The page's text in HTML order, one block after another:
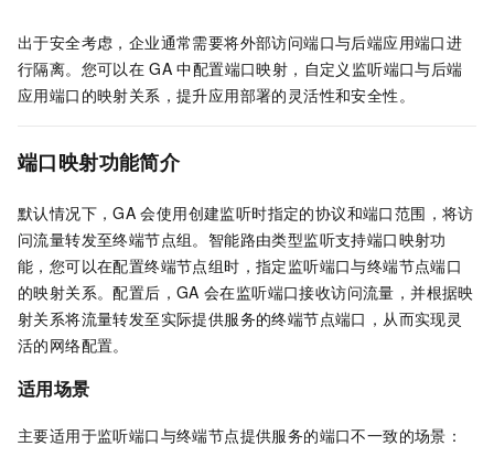
出于安全考虑，企业通常需要将外部访问端口与后端应用端口进
行隔离。您可以在 GA 中配置端口映射，自定义监听端口与后端
应用端口的映射关系，提升应用部署的灵活性和安全性。
端口映射功能简介
默认情况下，GA 会使用创建监听时指定的协议和端口范围，将访
问流量转发至终端节点组。智能路由类型监听支持端口映射功
能，您可以在配置终端节点组时，指定监听端口与终端节点端口
的映射关系。配置后，GA 会在监听端口接收访问流量，并根据映
射关系将流量转发至实际提供服务的终端节点端口，从而实现灵
活的网络配置。
适用场景
主要适用于监听端口与终端节点提供服务的端口不一致的场景：